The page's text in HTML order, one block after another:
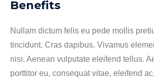
Benefits
Nullam dictum felis eu pede mollis
tincidunt. Cras dapibus. Vivamus
nisi. Aenean vulputate eleifend tellus.
porttitor eu, consequat vitae, eleifend